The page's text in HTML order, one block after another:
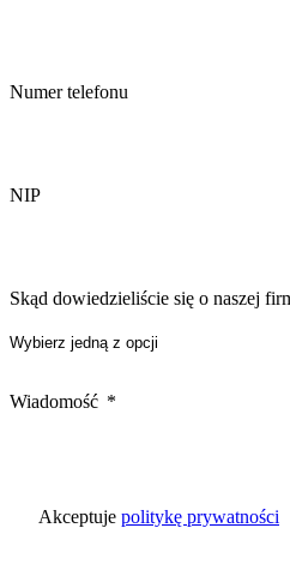
Numer telefonu
NIP
Skąd dowiedzieliście się o naszej
Wiadomość
Akceptuje politykę prywatności